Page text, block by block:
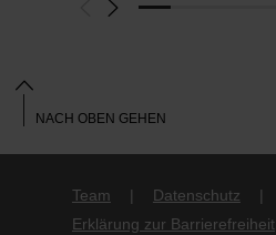
Team
Datenschutz
Erklärung zur Barrierefreiheit
NACH OBEN GEHEN